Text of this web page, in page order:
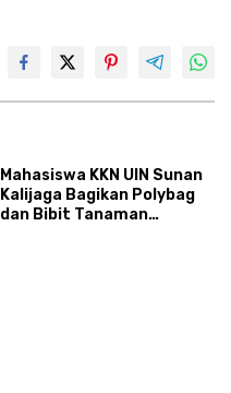
Mahasiswa KKN UIN Sunan
Kalijaga Bagikan Polybag
dan Bibit Tanaman